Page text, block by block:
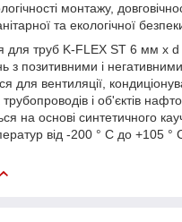
монтажу,
та екологічної
для труб K-FLEX ST 6 мм х
з позитивними і
для вентиляції,
і об'єктів
на основі синтетичного
від -200 ° C до +105 °